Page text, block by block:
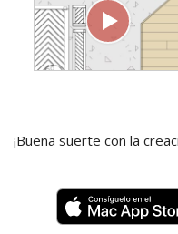
¡Buena suerte con la